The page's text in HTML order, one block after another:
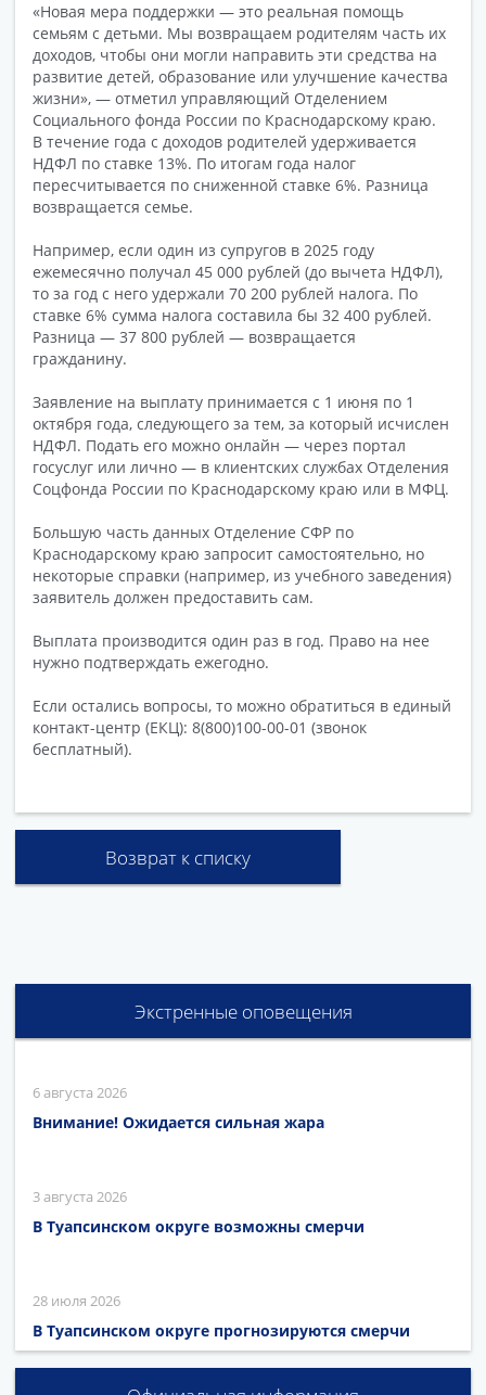
«Новая мера поддержки — это реальная помощь
семьям с детьми. Мы возвращаем родителям часть их
доходов, чтобы они могли направить эти средства на
развитие детей, образование или улучшение качества
жизни», — отметил управляющий Отделением
Социального фонда России по Краснодарскому краю.
В течение года с доходов родителей удерживается
НДФЛ по ставке 13%. По итогам года налог
пересчитывается по сниженной ставке 6%. Разница
возвращается семье.
Например, если один из супругов в 2025 году
ежемесячно получал 45 000 рублей (до вычета НДФЛ),
то за год с него удержали 70 200 рублей налога. По
ставке 6% сумма налога составила бы 32 400 рублей.
Разница — 37 800 рублей — возвращается
гражданину.
Заявление на выплату принимается с 1 июня по 1
октября года, следующего за тем, за который исчислен
НДФЛ. Подать его можно онлайн — через портал
госуслуг или лично — в клиентских службах Отделения
Соцфонда России по Краснодарскому краю или в МФЦ.
Большую часть данных Отделение СФР по
Краснодарскому краю запросит самостоятельно, но
некоторые справки (например, из учебного заведения)
заявитель должен предоставить сам.
Выплата производится один раз в год. Право на нее
нужно подтверждать ежегодно.
Если остались вопросы, то можно обратиться в единый
контакт-центр (ЕКЦ): 8(800)100-00-01 (звонок
бесплатный).
Возврат к списку
Экстренные оповещения
6 августа 2026
Внимание! Ожидается сильная жара
3 августа 2026
В Туапсинском округе возможны смерчи
28 июля 2026
В Туапсинском округе прогнозируются смерчи